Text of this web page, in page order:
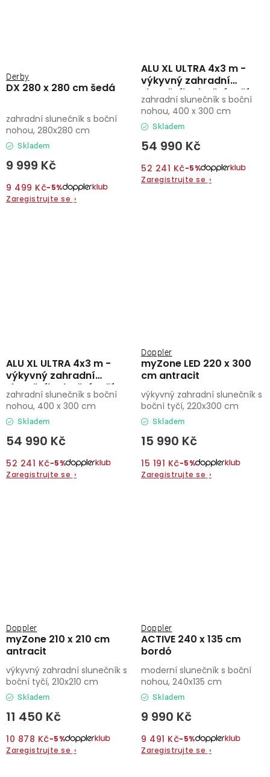
DX 280 x 280 cm šedá
Derby
Skladem
9 999 Kč
9 499 Kč−5%
Zaregistrujte se ›
zahradní slunečník s boční
nohou, 280x280 cm
ALU XL ULTRA 4x3 m -
výkyvný zahradní
slunečník s boční tyčí
Skladem
54 990 Kč
52 241 Kč−5%
Zaregistrujte se ›
zahradní slunečník s boční
nohou, 400 x 300 cm
ALU XL ULTRA 4x3 m -
výkyvný zahradní
slunečník s boční tyčí
Skladem
54 990 Kč
52 241 Kč−5%
Zaregistrujte se ›
zahradní slunečník s boční
nohou, 400 x 300 cm
myZone LED 220 x 300
cm antracit
Doppler
Skladem
15 990 Kč
15 191 Kč−5%
Zaregistrujte se ›
výkyvný zahradní slunečník s
boční tyčí, 220x300 cm
myZone 210 x 210 cm
antracit
Doppler
Skladem
11 450 Kč
10 878 Kč−5%
Zaregistrujte se ›
výkyvný zahradní slunečník s
boční tyčí, 210x210 cm
ACTIVE 240 x 135 cm
bordó
Doppler
Skladem
9 990 Kč
9 491 Kč−5%
Zaregistrujte se ›
moderní slunečník s boční
nohou, 240x135 cm